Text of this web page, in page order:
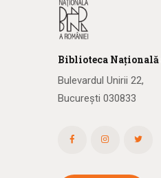
Biblioteca Națională
Bulevardul Unirii 22,
București 030833